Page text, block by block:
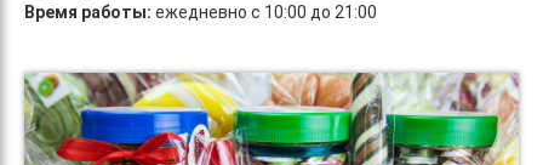
Время работы: ежедневно с 10:00 до 21:00